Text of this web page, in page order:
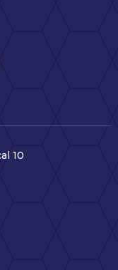
10